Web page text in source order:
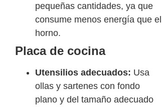
pequeñas cantidades, ya que
consume menos energía que el
horno.
Placa de cocina
Utensilios adecuados: Usa
ollas y sartenes con fondo
plano y del tamaño adecuado